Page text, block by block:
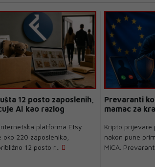
12 posto zaposlenih,
AI kao razlog
platforma Etsy
220 zaposlenika,
12 posto r...
Prevaranti
mamac za
Kripto prijevare
nakon pune
MiCA.